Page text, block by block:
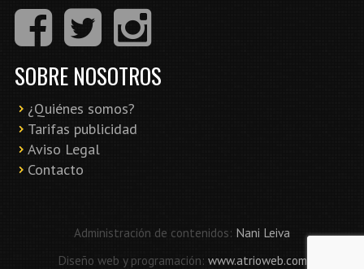
SOBRE NOSOTROS
¿Quiénes somos?
Tarifas publicidad
Aviso Legal
Contacto
Administración de contenidos: Nani Leiva
Diseño web y programación: www.atrioweb.com